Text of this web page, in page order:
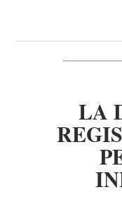
LA